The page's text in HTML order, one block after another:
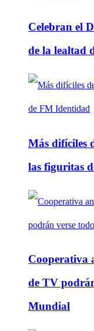
Celebran el
de la lealtad
Más difíciles
las figuritas
Cooperativa
de TV
Mundial